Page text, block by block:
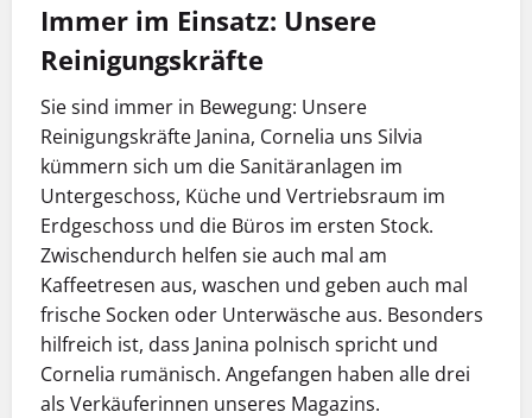
Immer im Einsatz: Unsere
Reinigungskräfte
Sie sind immer in Bewegung: Unsere
Reinigungskräfte Janina, Cornelia uns Silvia
kümmern sich um die Sanitäranlagen im
Untergeschoss, Küche und Vertriebsraum im
Erdgeschoss und die Büros im ersten Stock.
Zwischendurch helfen sie auch mal am
Kaffeetresen aus, waschen und geben auch mal
frische Socken oder Unterwäsche aus. Besonders
hilfreich ist, dass Janina polnisch spricht und
Cornelia rumänisch. Angefangen haben alle drei
als Verkäuferinnen unseres Magazins.